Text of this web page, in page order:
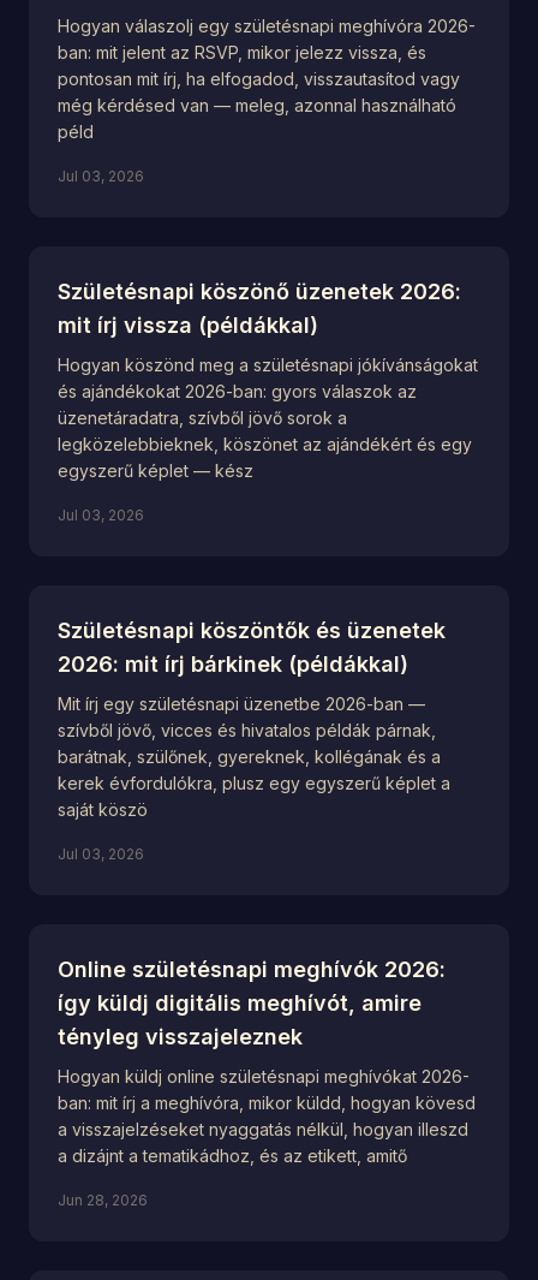
Hogyan válaszolj egy születésnapi meghívóra 2026-
ban: mit jelent az RSVP, mikor jelezz vissza, és
pontosan mit írj, ha elfogadod, visszautasítod vagy
még kérdésed van — meleg, azonnal használható
péld
Jul 03, 2026
Születésnapi köszönő üzenetek 2026:
mit írj vissza (példákkal)
Hogyan köszönd meg a születésnapi jókívánságokat
és ajándékokat 2026-ban: gyors válaszok az
üzenetáradatra, szívből jövő sorok a
legközelebbieknek, köszönet az ajándékért és egy
egyszerű képlet — kész
Jul 03, 2026
Születésnapi köszöntők és üzenetek
2026: mit írj bárkinek (példákkal)
Mit írj egy születésnapi üzenetbe 2026-ban —
szívből jövő, vicces és hivatalos példák párnak,
barátnak, szülőnek, gyereknek, kollégának és a
kerek évfordulókra, plusz egy egyszerű képlet a
saját köszö
Jul 03, 2026
Online születésnapi meghívók 2026:
így küldj digitális meghívót, amire
tényleg visszajeleznek
Hogyan küldj online születésnapi meghívókat 2026-
ban: mit írj a meghívóra, mikor küldd, hogyan kövesd
a visszajelzéseket nyaggatás nélkül, hogyan illeszd
a dizájnt a tematikádhoz, és az etikett, amitő
Jun 28, 2026